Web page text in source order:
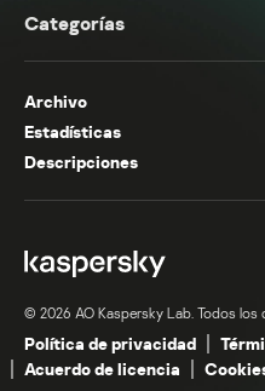
Categorías
Archivo
Estadísticas
Descripciones
© 2026 AO Kaspersky Lab. Todos los
Política de privacidad
Acuerdo de licencia